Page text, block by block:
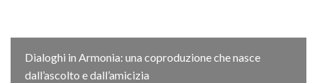
Dialoghi in Armonia: una coproduzione che nasce
dall’ascolto e dall’amicizia